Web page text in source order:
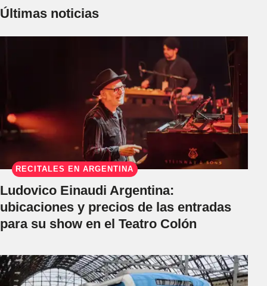
Últimas noticias
RECITALES EN ARGENTINA
Ludovico Einaudi Argentina:
ubicaciones y precios de las entradas
para su show en el Teatro Colón